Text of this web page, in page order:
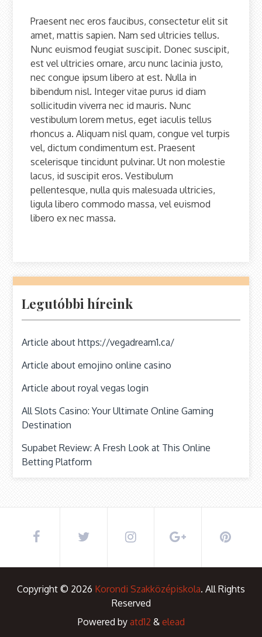
Praesent nec eros faucibus, consectetur elit sit
amet, mattis sapien. Nam sed ultricies tellus.
Nunc euismod feugiat suscipit. Donec suscipit,
est vel ultricies ornare, arcu nunc lacinia justo,
nec congue ipsum libero at est. Nulla in
bibendum nisl. Integer vitae purus id diam
sollicitudin viverra nec id mauris. Nunc
vestibulum lorem metus, eget iaculis tellus
rhoncus a. Aliquam nisl quam, congue vel turpis
vel, dictum condimentum est. Praesent
scelerisque tincidunt pulvinar. Ut non molestie
lacus, id suscipit eros. Vestibulum
pellentesque, nulla quis malesuada ultricies,
ligula libero commodo massa, vel euismod
libero ex nec massa.
Legutóbbi híreink
Article about https://vegadream1.ca/
Article about emojino online casino
Article about royal vegas login
All Slots Casino: Your Ultimate Online Gaming
Destination
Supabet Review: A Fresh Look at This Online
Betting Platform
Copyright © 2026 Korondi Szakközépiskola. All Rights
Reserved
Powered by atd12 & elead